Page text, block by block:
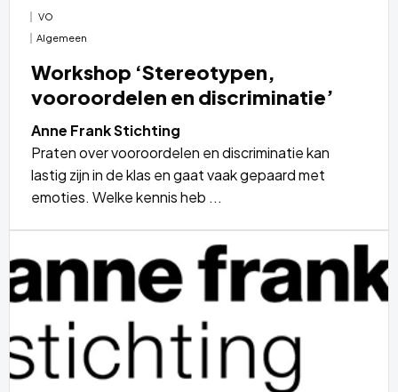
VO
Algemeen
Workshop ‘Stereotypen,
vooroordelen en discriminatie’
Anne Frank Stichting
Praten over vooroordelen en discriminatie kan
lastig zijn in de klas en gaat vaak gepaard met
emoties. Welke kennis heb ...
meer
over